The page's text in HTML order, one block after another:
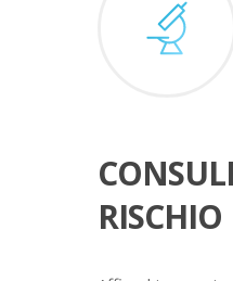
RISCHIO